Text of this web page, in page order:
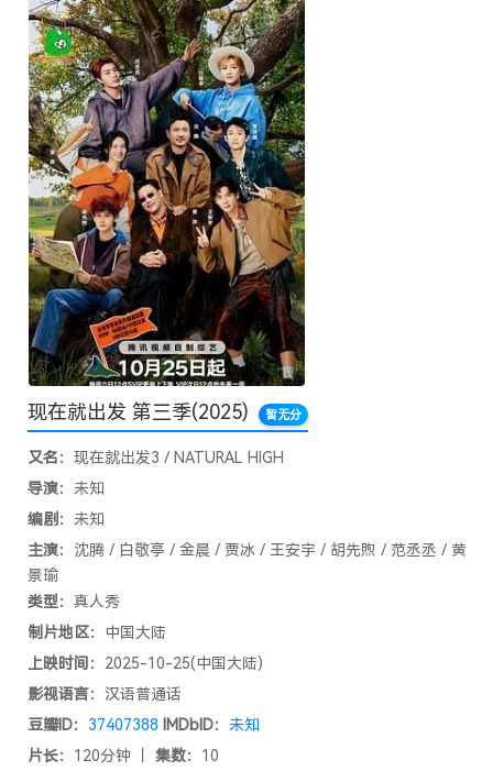
现在就出发 第三季(2025) 暂无分
又名： 现在就出发3 / NATURAL HIGH
导演： 未知
编剧： 未知
主演： 沈腾 / 白敬亭 / 金晨 / 贾冰 / 王安宇 / 胡先煦 / 范丞丞 / 黄
景瑜
类型： 真人秀
制片地区： 中国大陆
上映时间： 2025-10-25(中国大陆)
影视语言： 汉语普通话
豆瓣ID： 37407388 IMDbID： 未知
片长： 120分钟 丨 集数： 10